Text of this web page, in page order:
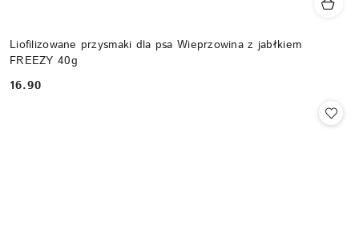
Liofilizowane przysmaki dla psa Wieprzowina z jabłkiem
FREEZY 40g
Cena:
16.90